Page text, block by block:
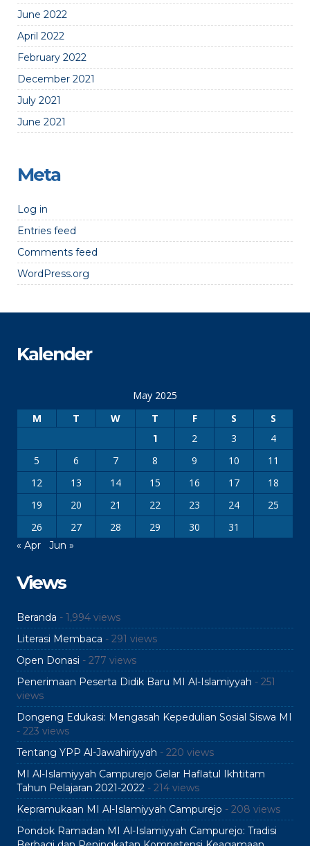
June 2022
April 2022
February 2022
December 2021
July 2021
June 2021
Meta
Log in
Entries feed
Comments feed
WordPress.org
Kalender
May 2025
M
T W T F S S
1 2 3
4
5
6 7 8 9 10
11
12
13 14 15 16 17
18
19
20 21 22 23 24
25
26
27 28 29 30 31
« Apr Jun »
Views
Beranda - 1,994 views
Literasi Membaca - 291 views
Open Donasi - 277 views
Penerimaan Peserta Didik Baru MI Al-Islamiyyah - 251
views
Dongeng Edukasi: Mengasah Kepedulian Sosial Siswa MI
- 223 views
Tentang YPP Al-Jawahiriyyah - 220 views
MI Al-Islamiyyah Campurejo Gelar Haflatul Ikhtitam
Tahun Pelajaran 2021-2022 - 214 views
Kepramukaan MI Al-Islamiyyah Campurejo - 208 views
Pondok Ramadan MI Al-Islamiyyah Campurejo: Tradisi